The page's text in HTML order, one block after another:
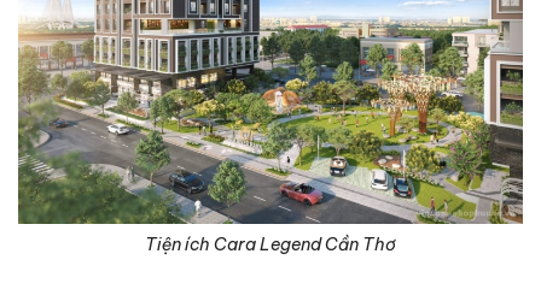
Tiện ích Cara Legend Cần Thơ